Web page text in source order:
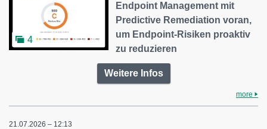
4
Endpoint Management mit
Predictive Remediation voran,
um Endpoint-Risiken proaktiv
zu reduzieren
Weitere Infos
more
21.07.2026 – 12:13